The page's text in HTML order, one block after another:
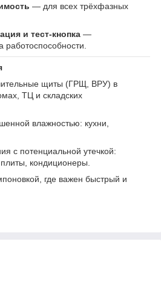
— для всех трёхфазных
и тест-кнопка —
работоспособности.
щиты (ГРЩ, ВРУ) в
ТЦ и складских
влажностью: кухни,
с потенциальной утечкой:
кондиционеры.
где важен быстрый и